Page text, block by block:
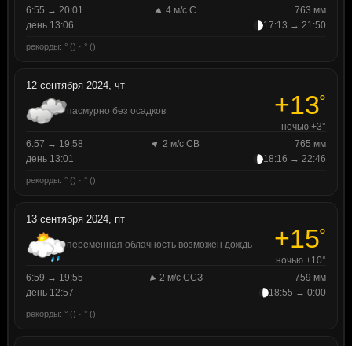
6:55 → 20:01
4 м/с С
763 мм
день 13:06
17:13 → 21:50
рекорды: ° () · ° ()
12 сентября 2024, чт
пасмурно без осадков +13°
ночью +3°
6:57 → 19:58
2 м/с СВ
765 мм
день 13:01
18:16 → 22:46
рекорды: ° () · ° ()
13 сентября 2024, пт
переменная облачность возможен дождь +15°
ночью +10°
6:59 → 19:55
2 м/с ССЗ
759 мм
день 12:57
18:55 → 0:00
рекорды: ° () · ° ()